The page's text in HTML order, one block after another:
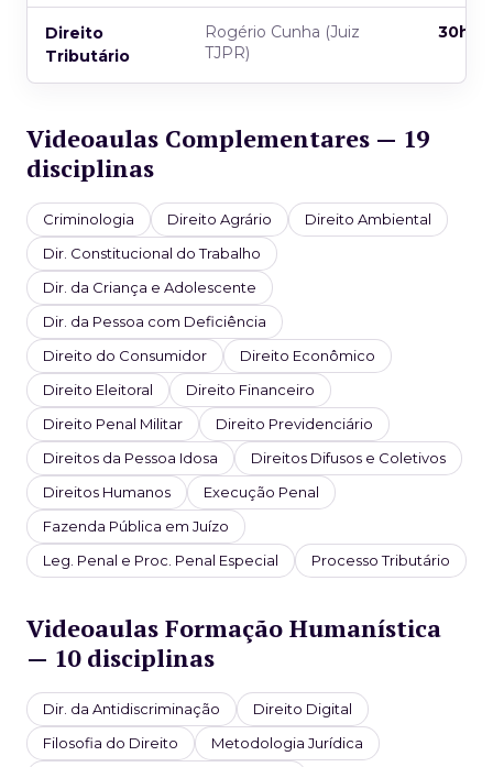
Direito
Tributário
Rogério Cunha (Juiz
TJPR)
30h
Videoaulas Complementares — 19
disciplinas
Criminologia Direito Agrário
Direito Ambiental
Dir. Constitucional do Trabalho
Dir. da Criança e Adolescente
Dir. da Pessoa com Deficiência
Direito do Consumidor
Direito Econômico
Direito Eleitoral
Direito Financeiro
Direito Penal Militar
Direito Previdenciário
Direitos da Pessoa Idosa
Direitos Difusos e Coletivos
Direitos Humanos
Execução Penal
Fazenda Pública em Juízo
Leg. Penal e Proc. Penal Especial
Processo Tributário
Videoaulas Formação Humanística
— 10 disciplinas
Dir. da Antidiscriminação
Direito Digital
Filosofia do Direito
Metodologia Jurídica